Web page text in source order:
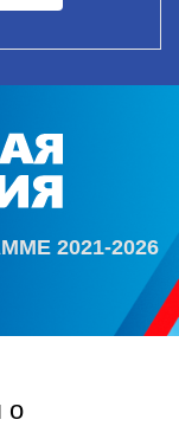
2021-2026
о